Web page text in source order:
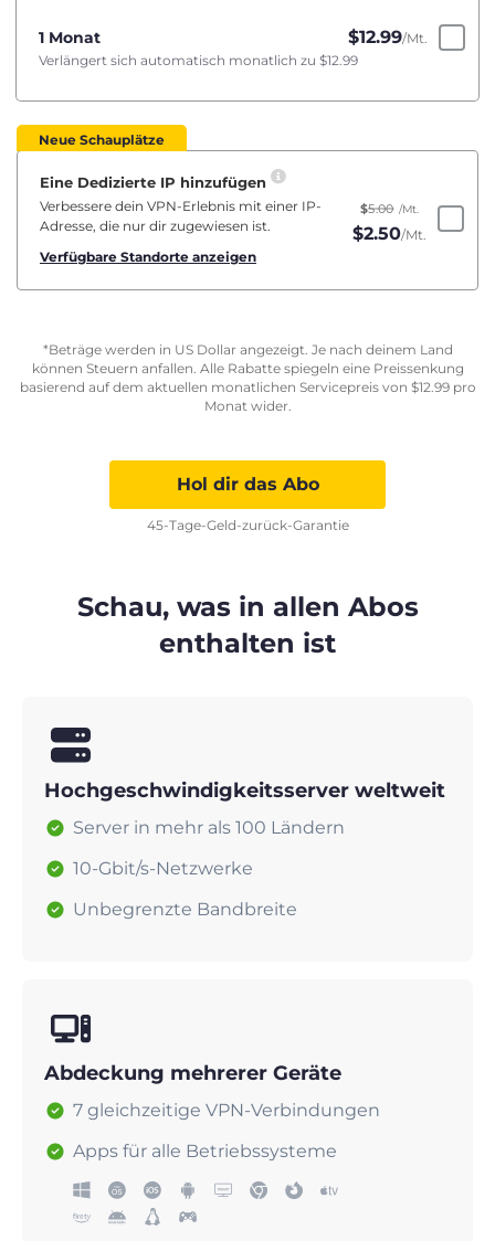
1 Monat $12.99/Mt.
Verlängert sich automatisch monatlich zu $12.99
Neue Schauplätze
Eine Dedizierte IP hinzufügen
Verbessere dein VPN-Erlebnis mit einer IP-
Adresse, die nur dir zugewiesen ist.
Verfügbare Standorte anzeigen
$5.00 /Mt.
$2.50/Mt.
*Beträge werden in US Dollar angezeigt. Je nach deinem Land
können Steuern anfallen. Alle Rabatte spiegeln eine Preissenkung
basierend auf dem aktuellen monatlichen Servicepreis von $12.99pro
Monat wider.
Hol dir das Abo
45-Tage-Geld-zurück-Garantie
Schau, was in allen Abos
enthalten ist
Hochgeschwindigkeitsserver weltweit
Server in mehr als 100 Ländern
10-Gbit/s-Netzwerke
Unbegrenzte Bandbreite
Abdeckung mehrerer Geräte
7 gleichzeitige VPN-Verbindungen
Apps für alle Betriebssysteme